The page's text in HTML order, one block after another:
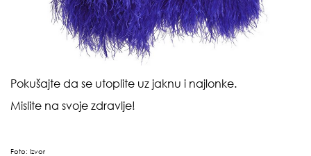
Pokušajte da se utoplite uz jaknu i najlonke.
Mislite na svoje zdravlje!
Foto: Izvor